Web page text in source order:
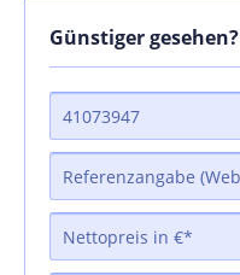
Günstiger gesehen?